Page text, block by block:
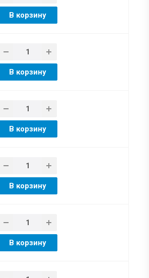
В корзину
В корзину
В корзину
В корзину
В корзину